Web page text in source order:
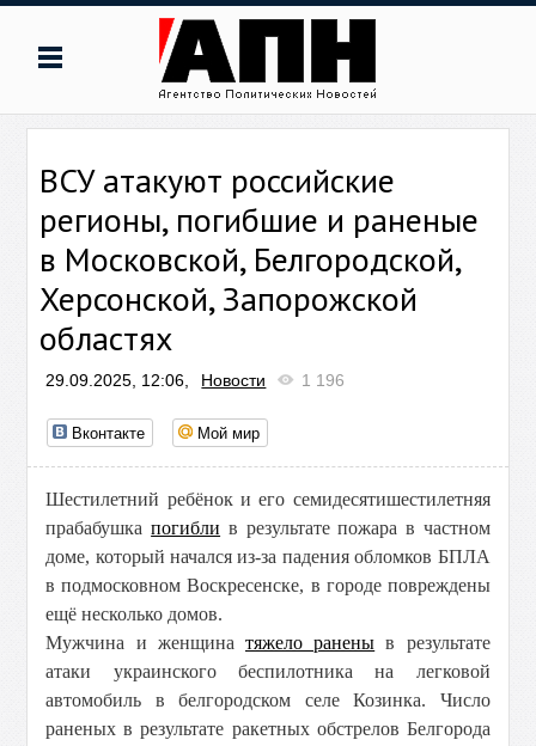
ВСУ атакуют российские
регионы, погибшие и раненые
в Московской, Белгородской,
Херсонской, Запорожской
областях
29.09.2025, 12:06, Новости 1 196
Вконтакте Мой мир
Шестилетний ребёнок и его семидесятишестилетняя
прабабушкапогибли в результате пожара в частном
доме, который начался из-за падения обломков БПЛА
в подмосковном Воскресенске, в городе повреждены
ещё несколько домов.
Мужчина и женщина тяжело ранены в результате
атаки украинского беспилотника на легковой
автомобиль в белгородском селе Козинка. Число
раненых в результате ракетных обстрелов Белгорода